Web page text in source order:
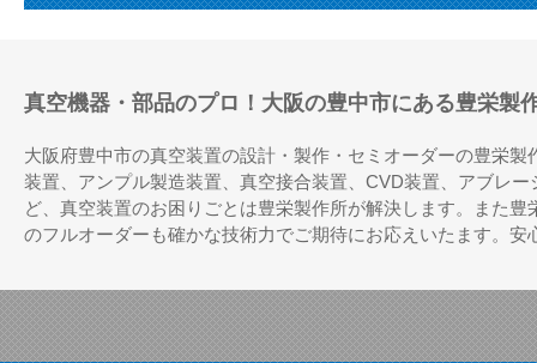
真空機器・部品のプロ！大阪の豊中市にある豊栄製
大阪府豊中市の真空装置の設計・製作・セミオーダーの豊栄
装置、アンプル製造装置、真空接合装置、CVD装置、アブレ
ど、真空装置のお困りごとは豊栄製作所が解決します。また
のフルオーダーも確かな技術力でご期待にお応えいたます。